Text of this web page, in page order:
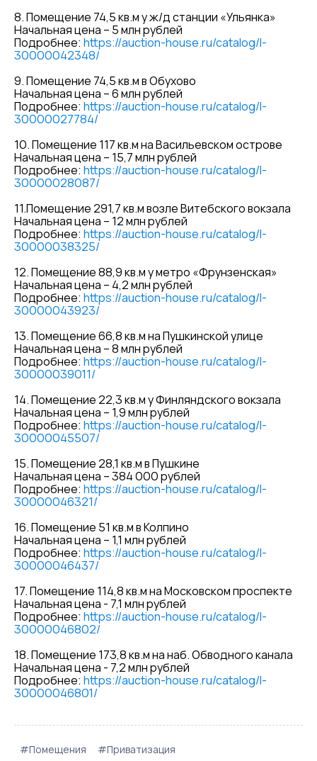
8. Помещение 74,5 кв.м у ж/д станции «Ульянка»
Начальная цена – 5 млн рублей
Подробнее: https://auction-house.ru/catalog/l-
30000042348/
9. Помещение 74,5 кв.м в Обухово
Начальная цена – 6 млн рублей
Подробнее: https://auction-house.ru/catalog/l-
30000027784/
10. Помещение 117 кв.м на Васильевском острове
Начальная цена – 15,7 млн рублей
Подробнее: https://auction-house.ru/catalog/l-
30000028087/
11.Помещение 291,7 кв.м возле Витебского вокзала
Начальная цена – 12 млн рублей
Подробнее: https://auction-house.ru/catalog/l-
30000038325/
12. Помещение 88,9 кв.м у метро «Фрунзенская»
Начальная цена – 4,2 млн рублей
Подробнее: https://auction-house.ru/catalog/l-
30000043923/
13. Помещение 66,8 кв.м на Пушкинской улице
Начальная цена – 8 млн рублей
Подробнее: https://auction-house.ru/catalog/l-
30000039011/
14. Помещение 22,3 кв.м у Финляндского вокзала
Начальная цена – 1,9 млн рублей
Подробнее: https://auction-house.ru/catalog/l-
30000045507/
15. Помещение 28,1 кв.м в Пушкине
Начальная цена – 384 000 рублей
Подробнее: https://auction-house.ru/catalog/l-
30000046321/
16. Помещение 51 кв.м в Колпино
Начальная цена – 1,1 млн рублей
Подробнее: https://auction-house.ru/catalog/l-
30000046437/
17. Помещение 114,8 кв.м на Московском проспекте
Начальная цена - 7,1 млн рублей
Подробнее: https://auction-house.ru/catalog/l-
30000046802/
18. Помещение 173,8 кв.м на наб. Обводного канала
Начальная цена - 7,2 млн рублей
Подробнее: https://auction-house.ru/catalog/l-
30000046801/
#Помещения #Приватизация